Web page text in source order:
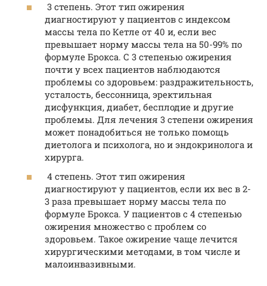
3 степень. Этот тип ожирения
диагностируют у пациентов с индексом
массы тела по Кетле от 40 и, если вес
превышает норму массы тела на 50-99% по
формуле Брокса. С 3 степенью ожирения
почти у всех пациентов наблюдаются
проблемы со здоровьем: раздражительность,
усталость, бессонница, эректильная
дисфункция, диабет, бесплодие и другие
проблемы. Для лечения 3 степени ожирения
может понадобиться не только помощь
диетолога и психолога, но и эндокринолога и
хирурга.
4 степень. Этот тип ожирения
диагностируют у пациентов, если их вес в 2-
3 раза превышает норму массы тела по
формуле Брокса. У пациентов с 4 степенью
ожирения множество с проблем со
здоровьем. Такое ожирение чаще лечится
хирургическими методами, в том числе и
малоинвазивными.